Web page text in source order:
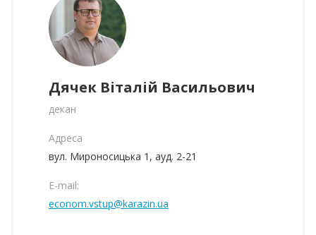
Дячек Віталій Васильович
декан
Адреса
вул. Мироносицька 1, ауд. 2-21
E-mail:
econom.vstup@karazin.ua